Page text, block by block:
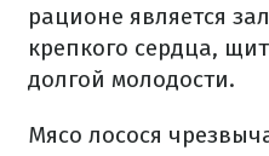
рационе является
крепкого сердца,
долгой молодости.
Мясо лосося